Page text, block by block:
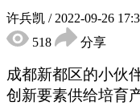
许兵凯 / 2022-09-26
518
分享
成都新都区的小伙
创新要素供给培育